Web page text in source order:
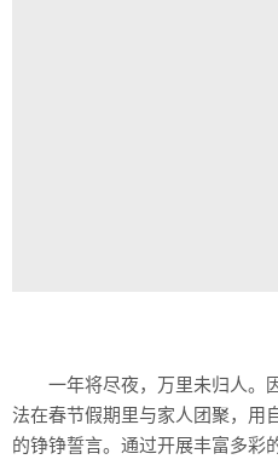
一年将尽夜，万里未归人。
法在春节假期里与家人团聚，用
的铮铮誓言。通过开展丰富多彩